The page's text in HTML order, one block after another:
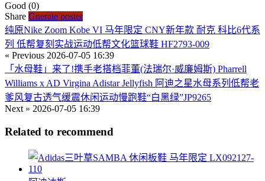
Good (0)
Share Gnerate poster
纯原Nike Zoom Kobe VI 马年限定 CNY新年款 耐克 科比6代系
列 低帮复刻实战运动低帮文化篮球鞋 HF2793-009
« Previous 2026-07-05 16:39
「水母鞋」来了!携手老搭档菲董(法瑞尔·威廉姆斯) Pharrell
Williams x AD Virgina Adistar Jellyfish 阿迪之星水母系列低帮老
爹风复古透气缓震休闲运动慢跑鞋“白黑绿”JP9265
Next » 2026-07-05 16:39
Related to recommend